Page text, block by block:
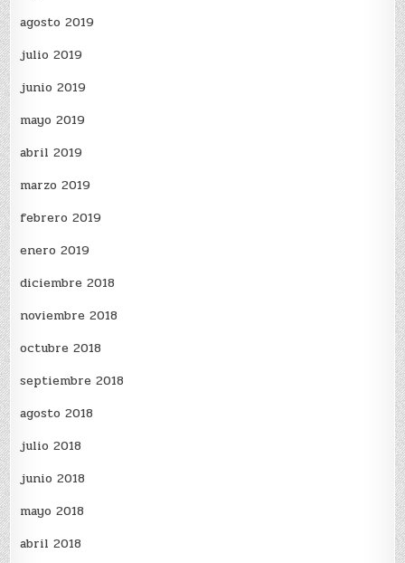
agosto 2019
julio 2019
junio 2019
mayo 2019
abril 2019
marzo 2019
febrero 2019
enero 2019
diciembre 2018
noviembre 2018
octubre 2018
septiembre 2018
agosto 2018
julio 2018
junio 2018
mayo 2018
abril 2018